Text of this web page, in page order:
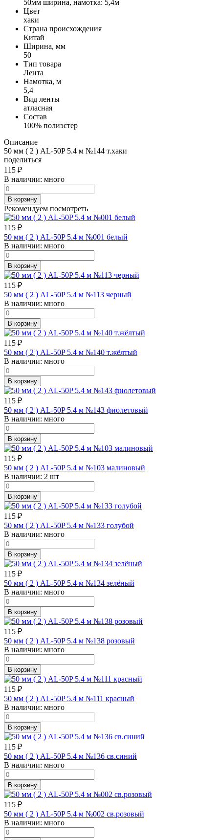
50мм ширина, намотка: 5,4м
Цвет
хаки
Страна происхождения
Китай
Ширина, мм
50
Тип товара
Лента
Намотка, м
5,4
Вид ленты
атласная
Состав
100% полиэстер
Описание
50 мм ( 2 ) AL-50P 5.4 м №144 т.хаки
поделиться
115 ₽
В наличии: много
В корзину
Рекомендуем посмотреть
115 ₽
50 мм ( 2 ) AL-50P 5.4 м №001 белый
В наличии: много
В корзину
115 ₽
50 мм ( 2 ) AL-50P 5.4 м №113 черный
В наличии: много
В корзину
115 ₽
50 мм ( 2 ) AL-50P 5.4 м №140 т.жёлтый
В наличии: много
В корзину
115 ₽
50 мм ( 2 ) AL-50P 5.4 м №143 фиолетовый
В наличии: много
В корзину
115 ₽
50 мм ( 2 ) AL-50P 5.4 м №103 малиновый
В наличии: 2 шт
В корзину
115 ₽
50 мм ( 2 ) AL-50P 5.4 м №133 голубой
В наличии: много
В корзину
115 ₽
50 мм ( 2 ) AL-50P 5.4 м №134 зелёный
В наличии: много
В корзину
115 ₽
50 мм ( 2 ) AL-50P 5.4 м №138 розовый
В наличии: много
В корзину
115 ₽
50 мм ( 2 ) AL-50P 5.4 м №111 красный
В наличии: много
В корзину
115 ₽
50 мм ( 2 ) AL-50P 5.4 м №136 св.синий
В наличии: много
В корзину
115 ₽
50 мм ( 2 ) AL-50P 5.4 м №002 св.розовый
В наличии: много